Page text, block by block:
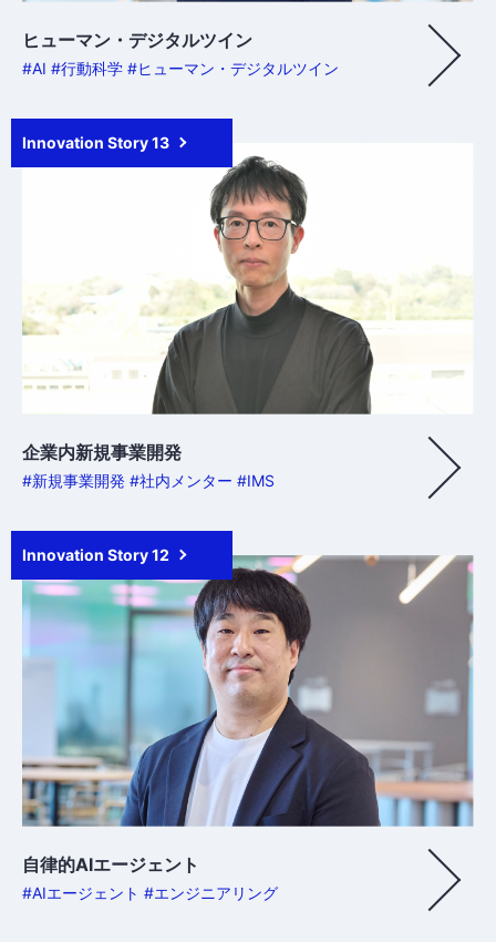
ヒューマン・デジタルツイン
#AI #行動科学 #ヒューマン・デジタルツイン
Innovation Story 13
企業内新規事業開発
#新規事業開発 #社内メンター #IMS
Innovation Story 12
自律的AIエージェント
#AIエージェント #エンジニアリング